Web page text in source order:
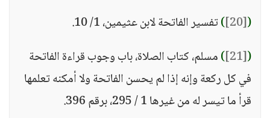
(
[20]
)تفسير الفاتحة لابن عثيمين، 1/ 10.
(
[21]
)مسلم، كتاب الصلاة، باب وجوب قراءة الفاتحة
في كل ركعة وإنه إذا لم يحسن الفاتحة ولا أمكنه تعلمها
قرأ ما تيسر له من غيرها 1 / 295، برقم 396.